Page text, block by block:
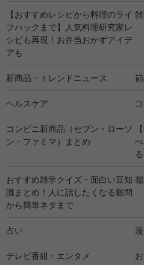
【おすすめレシピから料理のライ
フハックまで】人気料理研究家レ
シピも再現！お弁当おかずアイデ
アも
新商品・トレンドニュース
ヘルスケア
コンビニ新商品（セブン・ローソ
ン・ファミマ）まとめ
おすすめ雑学クイズ・面白い豆知
識まとめ！人に話したくなる難問
から簡単ネタまで
占い
テレビ番組・エンタメ